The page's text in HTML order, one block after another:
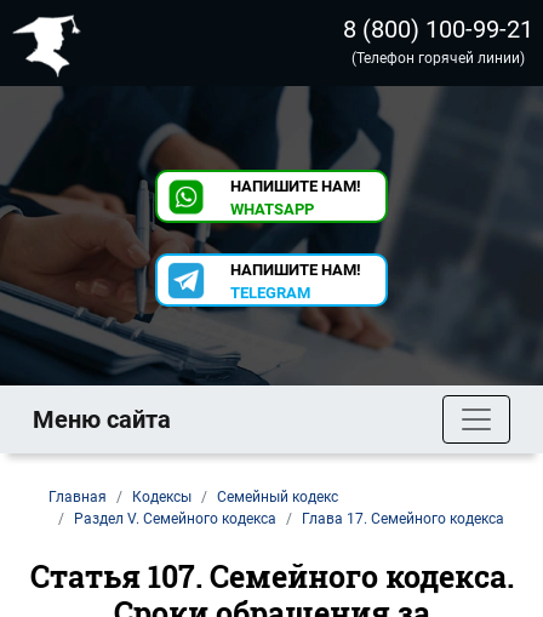
8 (800) 100-99-21
(Телефон горячей линии)
НАПИШИТЕ НАМ!
WHATSAPP
НАПИШИТЕ НАМ!
TELEGRAM
Меню сайта
Главная Кодексы
Семейный кодекс
Раздел V. Семейного кодекса
Глава 17. Семейного кодекса
Статья 107. Семейного кодекса.